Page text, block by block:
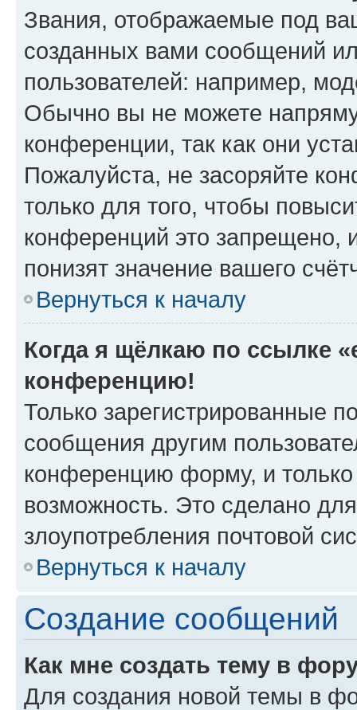
Звания, отображаемые под
созданных вами сообщений
пользователей: например,
Обычно вы не можете
конференции, так как они
Пожалуйста, не засоряйте
только для того, чтобы
конференций это запрещено,
понизят значение вашего
Вернуться к началу
Когда я щёлкаю по ссылке
конференцию!
Только зарегистрированные
сообщения другим
конференцию форму, и
возможность. Это сделано
злоупотребления почтовой
Вернуться к началу
Создание сообщений
Как мне создать тему в
Для создания новой темы в